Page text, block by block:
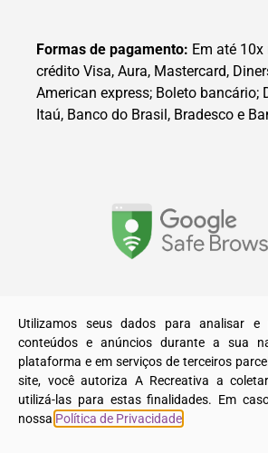
Formas de pagamento: Em até
crédito Visa, Aura, Mastercard,
American express; Boleto bancário;
Itaú, Banco do Brasil, Bradesco e
© 2025. Todos os direitos reservados a
Utilizamos seus dados para analisar e
conteúdos e anúncios durante a sua
plataforma e em serviços de terceiros
site, você autoriza A Recreativa a
utilizá-las para estas finalidades. Em
nossa Política de Privacidade